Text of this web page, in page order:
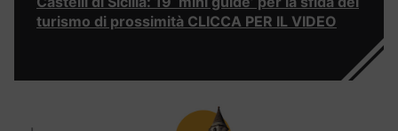
turismo di prossimità CLICCA PER IL VIDEO